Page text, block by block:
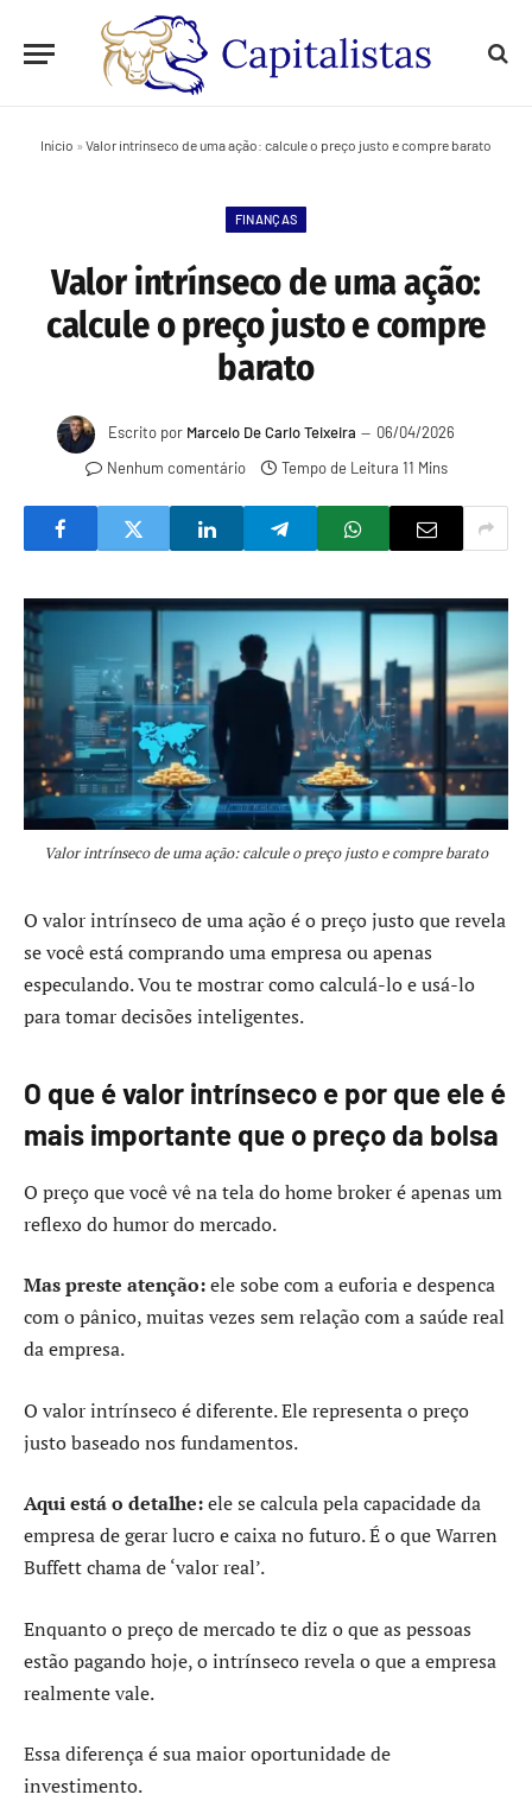
Início » Valor intrínseco de uma ação: calcule o preço justo e compre barato
FINANÇAS
Valor intrínseco de uma ação:
calcule o preço justo e compre
barato
Escrito por Marcelo De Carlo Teixeira
06/04/2026
Nenhum comentário
Tempo de Leitura 11 Mins
Valor intrínseco de uma ação: calcule o preço justo e compre barato
O valor intrínseco de uma ação é o preço justo que revela
se você está comprando uma empresa ou apenas
especulando. Vou te mostrar como calculá-lo e usá-lo
para tomar decisões inteligentes.
O que é valor intrínseco e por que ele é
mais importante que o preço da bolsa
O preço que você vê na tela do home broker é apenas um
reflexo do humor do mercado.
Mas preste atenção:ele sobe com a euforia e despenca
com o pânico, muitas vezes sem relação com a saúde real
da empresa.
O valor intrínseco é diferente. Ele representa o preço
justo baseado nos fundamentos.
Aqui está o detalhe:ele se calcula pela capacidade da
empresa de gerar lucro e caixa no futuro. É o que Warren
Buffett chama de ‘valor real’.
Enquanto o preço de mercado te diz o que as pessoas
estão pagando hoje, o intrínseco revela o que a empresa
realmente vale.
Essa diferença é sua maior oportunidade de
investimento.